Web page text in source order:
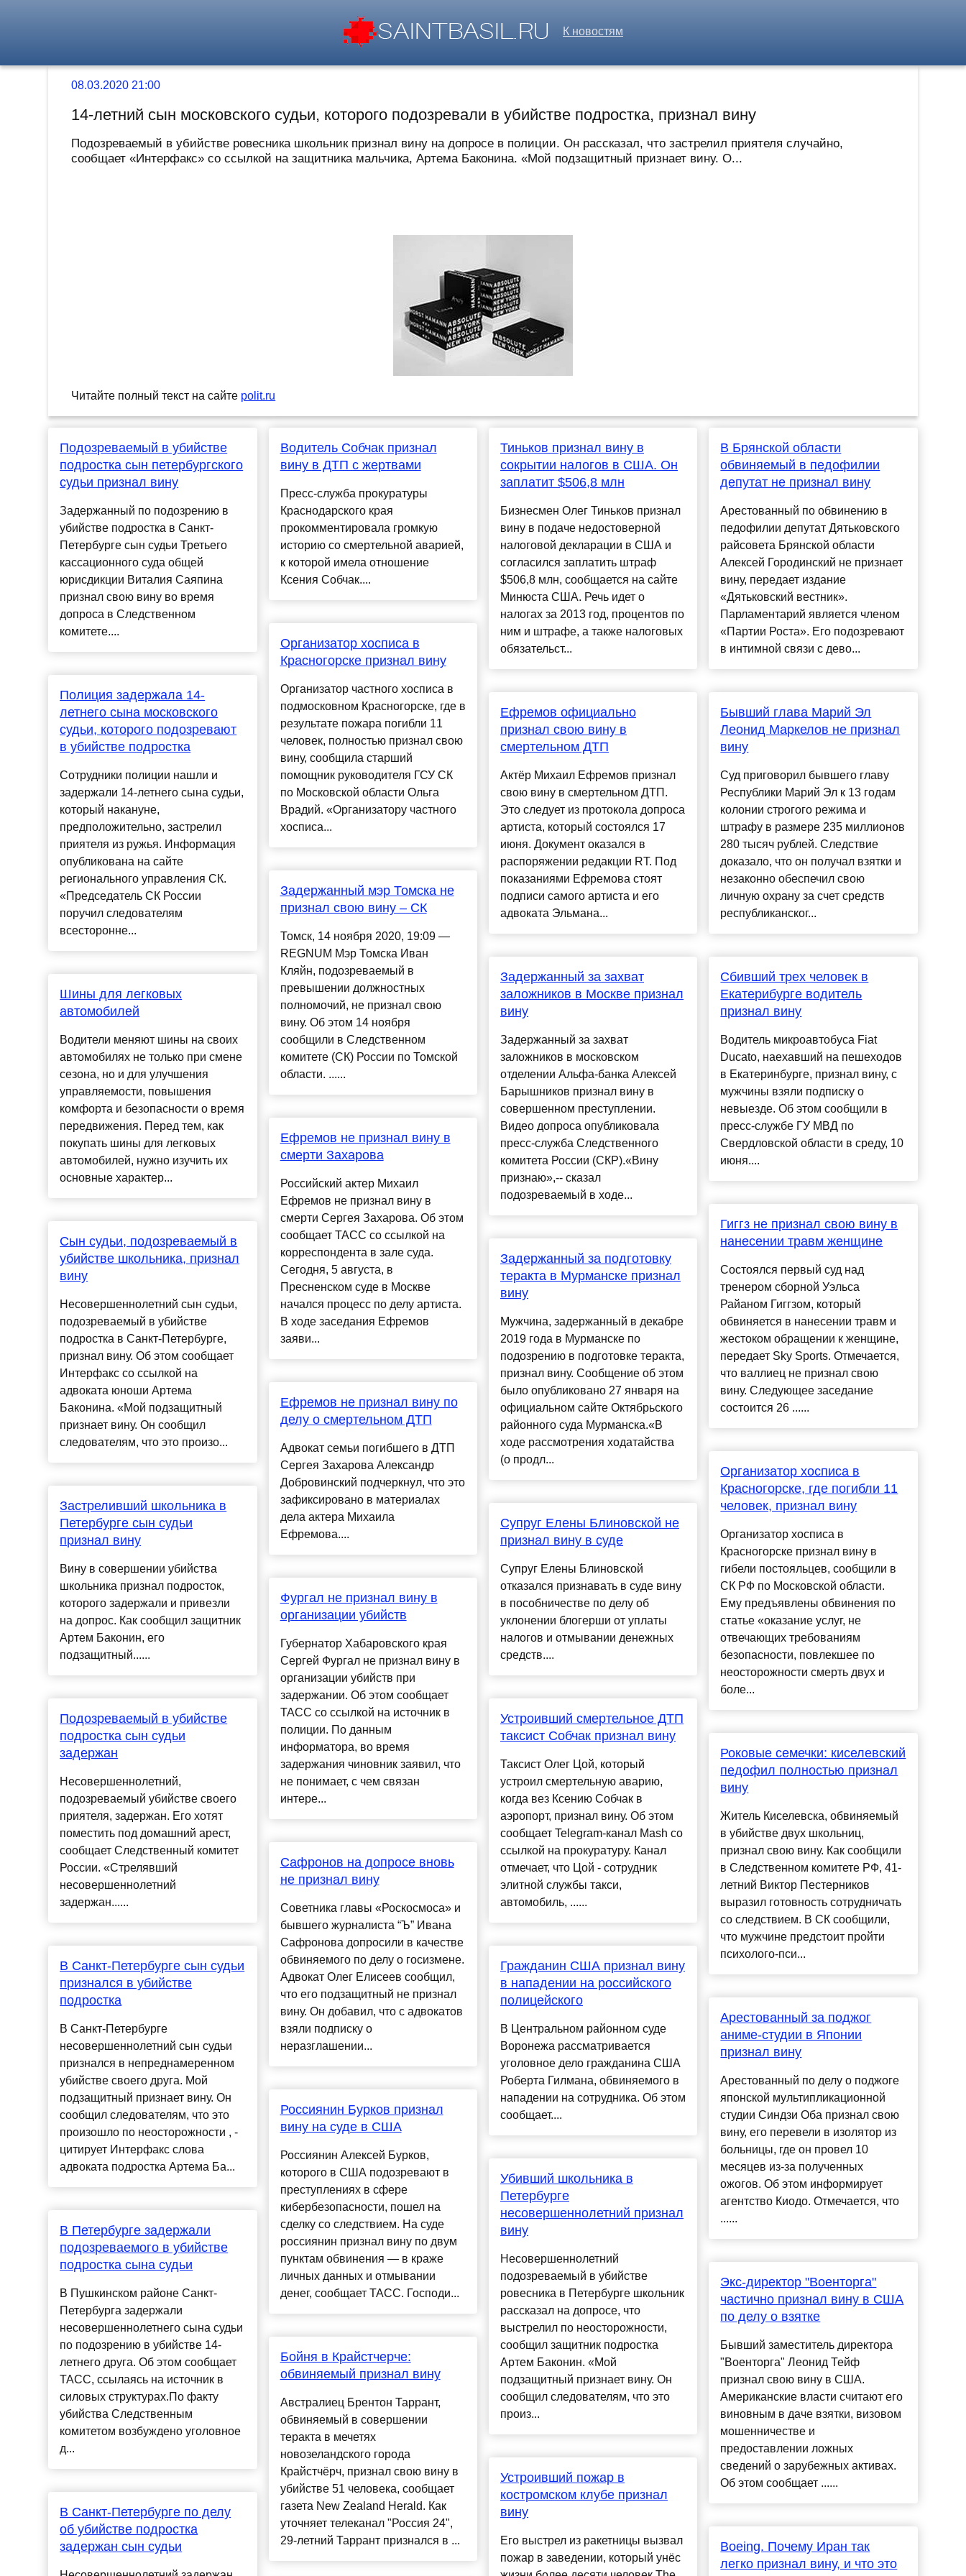
К новостям
08.03.2020 21:00
14-летний сын московского судьи, которого подозревали в убийстве подростка, признал вину
Подозреваемый в убийстве ровесника школьник признал вину на допросе в полиции. Он рассказал, что застрелил приятеля случайно,
сообщает «Интерфакс» со ссылкой на защитника мальчика, Артема Баконина. «Мой подзащитный признает вину. О...
Читайте полный текст на сайте polit.ru
Подозреваемый в убийстве
подростка сын петербургского
судьи признал вину
Задержанный по подозрению в
убийстве подростка в Санкт-
Петербурге сын судьи Третьего
кассационного суда общей
юрисдикции Виталия Саяпина
признал свою вину во время
допроса в Следственном
комитете....
Полиция задержала 14-
летнего сына московского
судьи, которого подозревают
в убийстве подростка
Сотрудники полиции нашли и
задержали 14-летнего сына судьи,
который накануне,
предположительно, застрелил
приятеля из ружья. Информация
опубликована на сайте
регионального управления СК.
«Председатель СК России
поручил следователям
всесторонне...
Шины для легковых
автомобилей
Водители меняют шины на своих
автомобилях не только при смене
сезона, но и для улучшения
управляемости, повышения
комфорта и безопасности о время
передвижения. Перед тем, как
покупать шины для легковых
автомобилей, нужно изучить их
основные характер...
Сын судьи, подозреваемый в
убийстве школьника, признал
вину
Несовершеннолетний сын судьи,
подозреваемый в убийстве
подростка в Санкт-Петербурге,
признал вину. Об этом сообщает
Интерфакс со ссылкой на
адвоката юноши Артема
Баконина. «Мой подзащитный
признает вину. Он сообщил
следователям, что это произо...
Застреливший школьника в
Петербурге сын судьи
признал вину
Вину в совершении убийства
школьника признал подросток,
которого задержали и привезли
на допрос. Как сообщил защитник
Артем Баконин, его
подзащитный......
Подозреваемый в убийстве
подростка сын судьи
задержан
Несовершеннолетний,
подозреваемый убийстве своего
приятеля, задержан. Его хотят
поместить под домашний арест,
сообщает Следственный комитет
России. «Стрелявший
несовершеннолетний
задержан......
В Санкт-Петербурге сын судьи
признался в убийстве
подростка
В Санкт-Петербурге
несовершеннолетний сын судьи
признался в непреднамеренном
убийстве своего друга. Мой
подзащитный признает вину. Он
сообщил следователям, что это
произошло по неосторожности , -
цитирует Интерфакс слова
адвоката подростка Артема Ба...
В Петербурге задержали
подозреваемого в убийстве
подростка сына судьи
В Пушкинском районе Санкт-
Петербурга задержали
несовершеннолетнего сына судьи
по подозрению в убийстве 14-
летнего друга. Об этом сообщает
ТАСС, ссылаясь на источник в
силовых структурах.По факту
убийства Следственным
комитетом возбуждено уголовное
д...
В Санкт-Петербурге по делу
об убийстве подростка
задержан сын судьи
Водитель Собчак признал
вину в ДТП с жертвами
Пресс-служба прокуратуры
Краснодарского края
прокомментировала громкую
историю со смертельной аварией,
к которой имела отношение
Ксения Собчак....
Организатор хосписа в
Красногорске признал вину
Организатор частного хосписа в
подмосковном Красногорске, где в
результате пожара погибли 11
человек, полностью признал свою
вину, сообщила старший
помощник руководителя ГСУ СК
по Московской области Ольга
Врадий. «Организатору частного
хосписа...
Задержанный мэр Томска не
признал свою вину – СК
Томск, 14 ноября 2020, 19:09 —
REGNUM Мэр Томска Иван
Кляйн, подозреваемый в
превышении должностных
полномочий, не признал свою
вину. Об этом 14 ноября
сообщили в Следственном
комитете (СК) России по Томской
области. ......
Ефремов не признал вину в
смерти Захарова
Российский актер Михаил
Ефремов не признал вину в
смерти Сергея Захарова. Об этом
сообщает ТАСС со ссылкой на
корреспондента в зале суда.
Сегодня, 5 августа, в
Пресненском суде в Москве
начался процесс по делу артиста.
В ходе заседания Ефремов
заяви...
Ефремов не признал вину по
делу о смертельном ДТП
Адвокат семьи погибшего в ДТП
Сергея Захарова Александр
Добровинский подчеркнул, что это
зафиксировано в материалах
дела актера Михаила
Ефремова....
Фургал не признал вину в
организации убийств
Губернатор Хабаровского края
Сергей Фургал не признал вину в
организации убийств при
задержании. Об этом сообщает
ТАСС со ссылкой на источник в
полиции. По данным
информатора, во время
задержания чиновник заявил, что
не понимает, с чем связан
интере...
Сафронов на допросе вновь
не признал вину
Советника главы «Роскосмоса» и
бывшего журналиста “Ъ” Ивана
Сафронова допросили в качестве
обвиняемого по делу о госизмене.
Адвокат Олег Елисеев сообщил,
что его подзащитный не признал
вину. Он добавил, что с адвокатов
взяли подписку о
неразглашении...
Россиянин Бурков признал
вину на суде в США
Россиянин Алексей Бурков,
которого в США подозревают в
преступлениях в сфере
кибербезопасности, пошел на
сделку со следствием. На суде
россиянин признал вину по двум
пунктам обвинения — в краже
личных данных и отмывании
денег, сообщает ТАСС. Господи...
Бойня в Крайстчерче:
обвиняемый признал вину
Австралиец Брентон Таррант,
обвиняемый в совершении
теракта в мечетях
новозеландского города
Крайстчёрч, признал свою вину в
убийстве 51 человека, сообщает
газета New Zealand Herald. Как
уточняет телеканал "Россия 24",
29-летний Таррант признался в ...
Тиньков признал вину в
сокрытии налогов в США. Он
заплатит $506,8 млн
Бизнесмен Олег Тиньков признал
вину в подаче недостоверной
налоговой декларации в США и
согласился заплатить штраф
$506,8 млн, сообщается на сайте
Минюста США. Речь идет о
налогах за 2013 год, процентов по
ним и штрафе, а также налоговых
обязательст...
Ефремов официально
признал свою вину в
смертельном ДТП
Актёр Михаил Ефремов признал
свою вину в смертельном ДТП.
Это следует из протокола допроса
артиста, который состоялся 17
июня. Документ оказался в
распоряжении редакции RT. Под
показаниями Ефремова стоят
подписи самого артиста и его
адвоката Эльмана...
Задержанный за захват
заложников в Москве признал
вину
Задержанный за захват
заложников в московском
отделении Альфа-банка Алексей
Барышников признал вину в
совершенном преступлении.
Видео допроса опубликовала
пресс-служба Следственного
комитета России (СКР).«Вину
признаю»,-- сказал
подозреваемый в ходе...
Задержанный за подготовку
теракта в Мурманске признал
вину
Мужчина, задержанный в декабре
2019 года в Мурманске по
подозрению в подготовке теракта,
признал вину. Сообщение об этом
было опубликовано 27 января на
официальном сайте Октябрьского
районного суда Мурманска.«В
ходе рассмотрения ходатайства
(о продл...
Супруг Елены Блиновской не
признал вину в суде
Супруг Елены Блиновской
отказался признавать в суде вину
в пособничестве по делу об
уклонении блогерши от уплаты
налогов и отмывании денежных
средств....
Устроивший смертельное ДТП
таксист Собчак признал вину
Таксист Олег Цой, который
устроил смертельную аварию,
когда вез Ксению Собчак в
аэропорт, признал вину. Об этом
сообщает Telegram-канал Mash со
ссылкой на прокуратуру. Канал
отмечает, что Цой - сотрудник
элитной службы такси,
автомобиль, ......
Гражданин США признал вину
в нападении на российского
полицейского
В Центральном районном суде
Воронежа рассматривается
уголовное дело гражданина США
Роберта Гилмана, обвиняемого в
нападении на сотрудника. Об этом
сообщает....
Убивший школьника в
Петербурге
несовершеннолетний признал
вину
Несовершеннолетний
подозреваемый в убийстве
ровесника в Петербурге школьник
рассказал на допросе, что
выстрелил по неосторожности,
сообщил защитник подростка
Артем Баконин. «Мой
подзащитный признает вину. Он
сообщил следователям, что это
произ...
Устроивший пожар в
костромском клубе признал
вину
Его выстрел из ракетницы вызвал
пожар в заведении, который унёс
В Брянской области
обвиняемый в педофилии
депутат не признал вину
Арестованный по обвинению в
педофилии депутат Дятьковского
райсовета Брянской области
Алексей Городинский не признает
вину, передает издание
«Дятьковский вестник».
Парламентарий является членом
«Партии Роста». Его подозревают
в интимной связи с дево...
Бывший глава Марий Эл
Леонид Маркелов не признал
вину
Суд приговорил бывшего главу
Республики Марий Эл к 13 годам
колонии строгого режима и
штрафу в размере 235 миллионов
280 тысяч рублей. Следствие
доказало, что он получал взятки и
незаконно обеспечил свою
личную охрану за счет средств
республиканског...
Сбивший трех человек в
Екатерибурге водитель
признал вину
Водитель микроавтобуса Fiat
Ducato, наехавший на пешеходов
в Екатеринбурге, признал вину, с
мужчины взяли подписку о
невыезде. Об этом сообщили в
пресс-службе ГУ МВД по
Свердловской области в среду, 10
июня....
Гиггз не признал свою вину в
нанесении травм женщине
Состоялся первый суд над
тренером сборной Уэльса
Райаном Гиггзом, который
обвиняется в нанесении травм и
жестоком обращении к женщине,
передает Sky Sports. Отмечается,
что валлиец не признал свою
вину. Следующее заседание
состоится 26 ......
Организатор хосписа в
Красногорске, где погибли 11
человек, признал вину
Организатор хосписа в
Красногорске признал вину в
гибели постояльцев, сообщили в
СК РФ по Московской области.
Ему предъявлены обвинения по
статье «оказание услуг, не
отвечающих требованиям
безопасности, повлекшее по
неосторожности смерть двух и
боле...
Роковые семечки: киселевский
педофил полностью признал
вину
Житель Киселевска, обвиняемый
в убийстве двух школьниц,
признал свою вину. Как сообщили
в Следственном комитете РФ, 41-
летний Виктор Пестерников
выразил готовность сотрудничать
со следствием. В СК сообщили,
что мужчине предстоит пройти
психолого-пси...
Арестованный за поджог
аниме-студии в Японии
признал вину
Арестованный по делу о поджоге
японской мультипликационной
студии Синдзи Оба признал свою
вину, его перевели в изолятор из
больницы, где он провел 10
месяцев из-за полученных
ожогов. Об этом информирует
агентство Киодо. Отмечается, что
......
Экс-директор "Военторга"
частично признал вину в США
по делу о взятке
Бывший заместитель директора
"Военторга" Леонид Тейф
признал свою вину в США.
Американские власти считают его
виновным в даче взятки, визовом
мошенничестве и
предоставлении ложных
сведений о зарубежных активах.
Об этом сообщает ......
Boeing. Почему Иран так
легко признал вину, и что это